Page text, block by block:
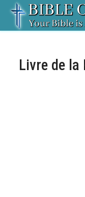
Livre de la